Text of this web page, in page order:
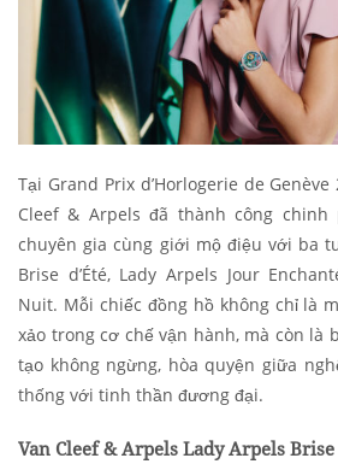
Tại Grand Prix d’Horlogerie de
Cleef & Arpels đã thành công
chuyên gia cùng giới mộ điệu với ba
Brise d’Été, Lady Arpels Jour
Nuit. Mỗi chiếc đồng hồ không chỉ là
xảo trong cơ chế vận hành, mà còn là
tạo không ngừng, hòa quyện giữa
thống với tinh thần đương đại.
Van Cleef & Arpels Lady Arpels Brise